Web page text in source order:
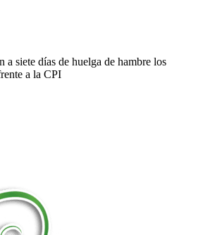
siete días de huelga de hambre los
a la CPI